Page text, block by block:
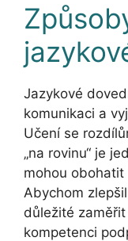
Jazykové
komunikaci a
Učení se
„na rovinu“ je
mohou obohatit
Abychom
důležité
kompetenci